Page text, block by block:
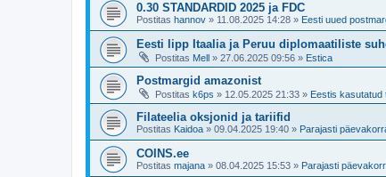
0.30 STANDARDID 2025 ja FDC
Postitas hannov » 11.08.2025 14:28 » Eesti uued
Eesti lipp Itaalia ja Peruu diplomaatiliste
Postitas Mell » 27.06.2025 09:56 » Estica
Postmargid amazonist
Postitas k6ps » 12.05.2025 21:33 » Eestis kasutatud
Filateelia oksjonid ja tariifid
Postitas Kaidoa » 09.04.2025 19:40 » Parajasti
COINS.ee
Postitas majana » 08.04.2025 15:53 » Parajasti